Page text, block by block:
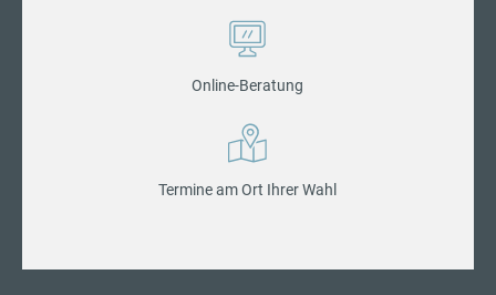
Online-Beratung
Termine am Ort Ihrer Wahl